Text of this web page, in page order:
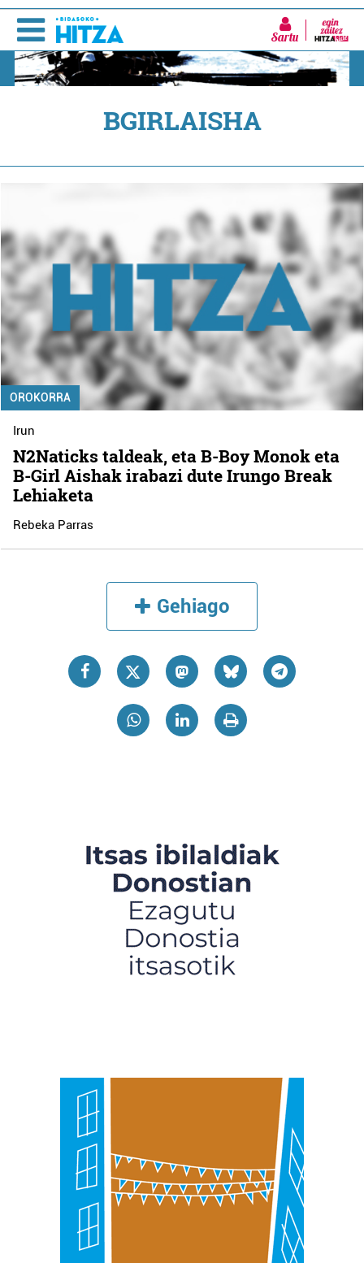
Sartu
BGIRLAISHA
OROKORRA
Irun
N2Naticks taldeak, eta B-Boy Monok eta
B-Girl Aishak irabazi dute Irungo Break
Lehiaketa
Rebeka Parras
Gehiago